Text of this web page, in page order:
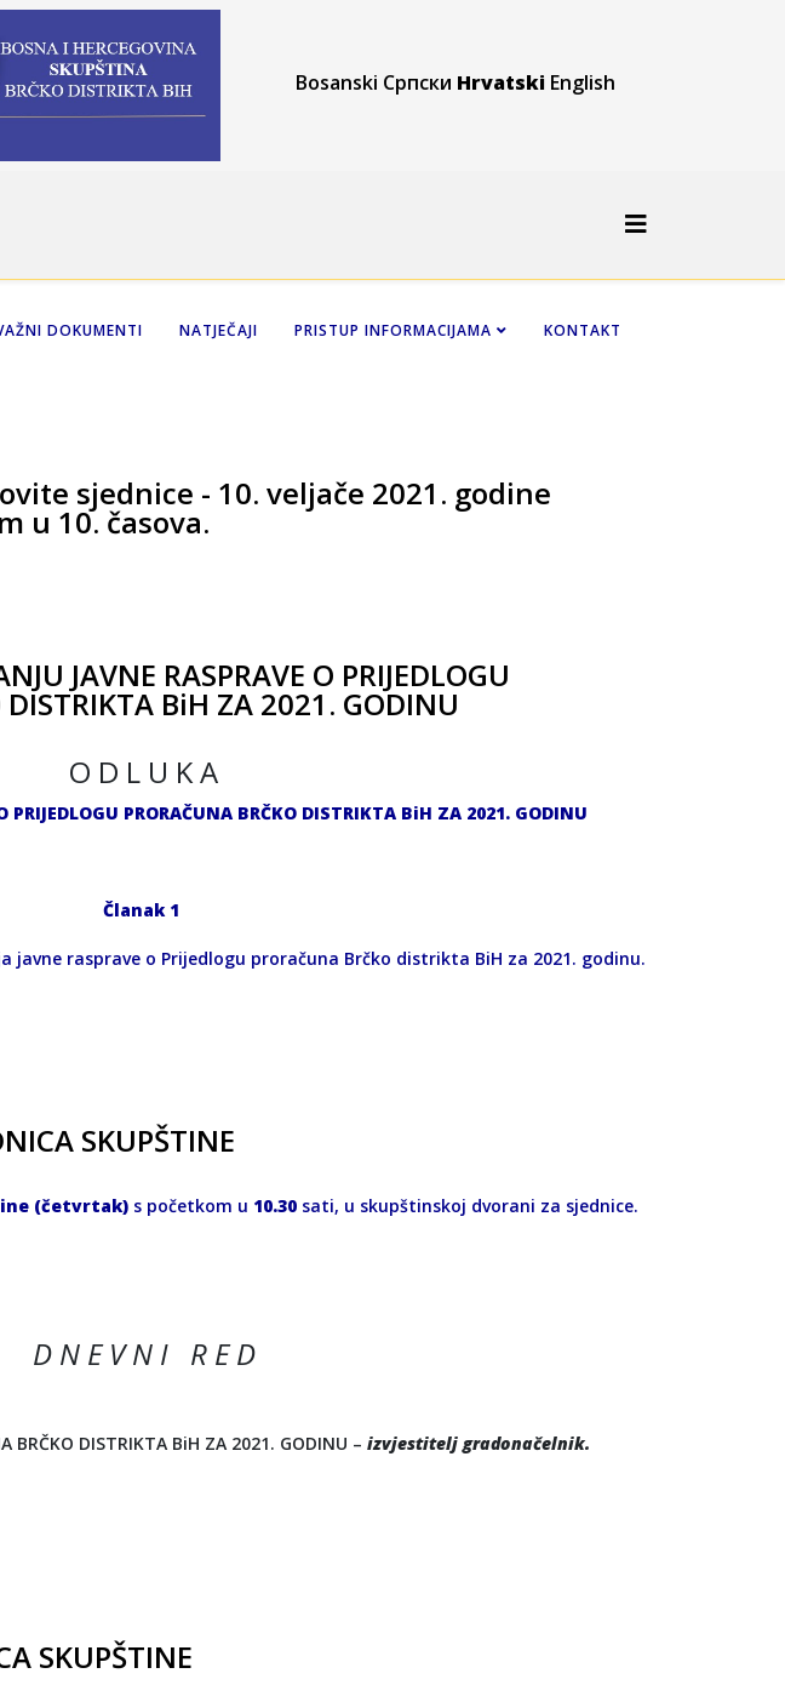
Bosanski Српски Hrvatski English
DOKUMENTI NATJEČAJI PRISTUP INFORMACIJAMA KONTAKT
sjednice - 10. veljače 2021. godine
u 10. časova.
JAVNE RASPRAVE O PRIJEDLOGU
DISTRIKTA BiH ZA 2021. GODINU
O D L U K A
PRIJEDLOGU PRORAČUNA BRČKO DISTRIKTA BiH ZA 2021. GODINU
Članak 1
javne rasprave o Prijedlogu proračuna Brčko distrikta BiH za 2021. godinu.
SKUPŠTINE
(četvrtak) s početkom u 10.30 sati, u skupštinskoj dvorani za sjednice.
D N E V N I R E D
BRČKO DISTRIKTA BiH ZA 2021. GODINU – izvjestitelj gradonačelnik.
SKUPŠTINE